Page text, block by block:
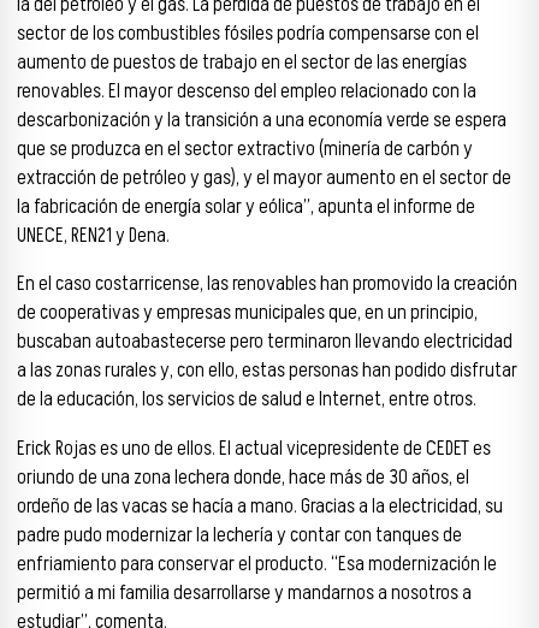
sector de los combustibles fósiles podría compensarse con el
aumento de puestos de trabajo en el sector de las energías
renovables. El mayor descenso del empleo relacionado con la
descarbonización y la transición a una economía verde se espera
que se produzca en el sector extractivo (minería de carbón y
extracción de petróleo y gas), y el mayor aumento en el sector de
la fabricación de energía solar y eólica”, apunta el informe de
UNECE, REN21 y Dena.
En el caso costarricense, las renovables han promovido la creación
de cooperativas y empresas municipales que, en un principio,
buscaban autoabastecerse pero terminaron llevando electricidad
a las zonas rurales y, con ello, estas personas han podido disfrutar
de la educación, los servicios de salud e Internet, entre otros.
Erick Rojas es uno de ellos. El actual vicepresidente de CEDET es
oriundo de una zona lechera donde, hace más de 30 años, el
ordeño de las vacas se hacía a mano. Gracias a la electricidad, su
padre pudo modernizar la lechería y contar con tanques de
enfriamiento para conservar el producto. “Esa modernización le
permitió a mi familia desarrollarse y mandarnos a nosotros a
estudiar”, comenta.